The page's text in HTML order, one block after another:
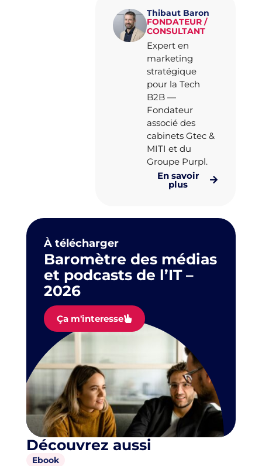
Thibaut Baron
FONDATEUR /
CONSULTANT
Expert en
marketing
stratégique
pour la Tech
B2B —
Fondateur
associé des
cabinets Gtec &
MITI et du
Groupe Purpl.
En savoir
plus
À télécharger
Baromètre des médias
et podcasts de l’IT –
2026
Ça m'interesse
Découvrez aussi
Ebook